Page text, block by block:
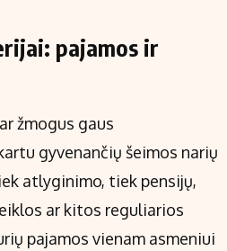
pajamos ir
žmogus gaus
gyvenančių šeimos narių
atlyginimo, tiek pensijų,
ar kitos reguliarios
pajamos vienam asmeniui